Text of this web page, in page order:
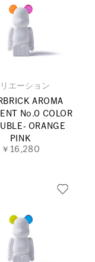
エーション
AROMA
No.0 COLOR
ORANGE
PINK
￥16,280